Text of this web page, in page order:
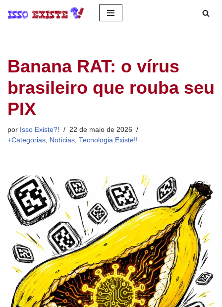
conteúdo
Banana RAT: o vírus
brasileiro que rouba seu
PIX
por Isso Existe?!
22 de maio de 2026
+Categorias, Notícias, Tecnologia Existe!!